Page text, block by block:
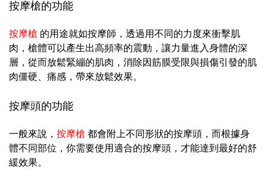
按摩槍的功能
按摩槍 的用途就如按摩師，透過用不同的力度來衝擊肌
肉，槍體可以產生出高頻率的震動，讓力量進入身體的深
層，從而放鬆緊繃的肌肉，消除因筋膜受限與損傷引發的肌
肉僵硬、痛感，帶來放鬆效果。
按摩頭的功能
一般來說， 按摩槍 都會附上不同形狀的按摩頭，而根據身
體不同部位，你需要使用適合的按摩頭，才能達到最好的舒
緩效果。